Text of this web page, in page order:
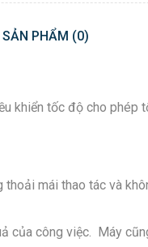
PHẨM (0)
khiển tốc độ cho
mái thao tác và
của công việc. Máy